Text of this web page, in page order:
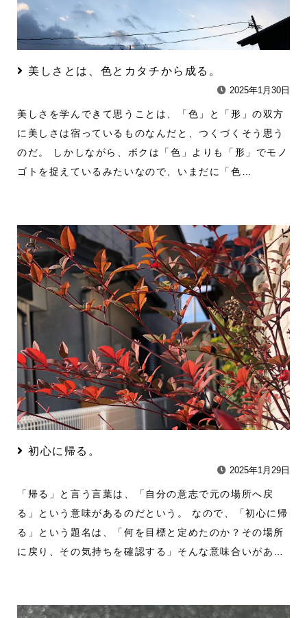
美しさとは、色とカタチから成る。
2025年1月30日
美しさを学んできて思うことは、「色」と「形」の双方
に美しさは宿っているものなんだと、つくづくそう思う
のだ。 しかしながら、ボクは「色」よりも「形」でモノ
ゴトを捉えているみたいなので、いまだに「色…
初心に帰る。
2025年1月29日
「帰る」と言う言葉は、「自分の意志で元の場所へ戻
る」という意味があるのだという。 なので、「初心に帰
る」という題名は、「何を目標と定めたのか？その場所
に戻り、その気持ちを確認する」そんな意味合いがあ…